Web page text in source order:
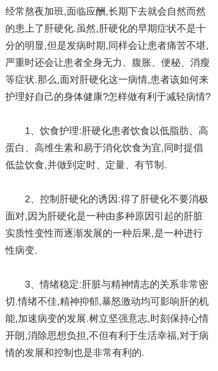
经常熬夜加班,面临应酬,长期下去就会自然而然
的患上了肝硬化.虽然,肝硬化的早期症状不是十
分的明显,但是发病时期,同样会让患者痛苦不堪,
严重时还会让患者全身无力、腹胀、便秘、消瘦
等症状.那么,面对肝硬化这一病情,患者该如何来
护理好自己的身体健康?怎样做有利于减轻病情?
1、饮食护理:肝硬化患者饮食以低脂肪、高
蛋白、高维生素和易于消化饮食为宜,同时提倡
低盐饮食,并做到定时、定量、有节制.
2、控制肝硬化的诱因:得了肝硬化不要消极
面对,因为肝硬化是一种由多种原因引起的肝脏
实质性变性而逐渐发展的一种后果,是一种进行
性病变.
3、情绪稳定:肝脏与精神情志的关系非常密
切.情绪不佳,精神抑郁,暴怒激动均可影响肝的机
能,加速病变的发展.树立坚强意志,时刻保持心情
开朗,消除思想负担,不但有利于生活幸福,对于病
情的发展和控制也是非常有利的.